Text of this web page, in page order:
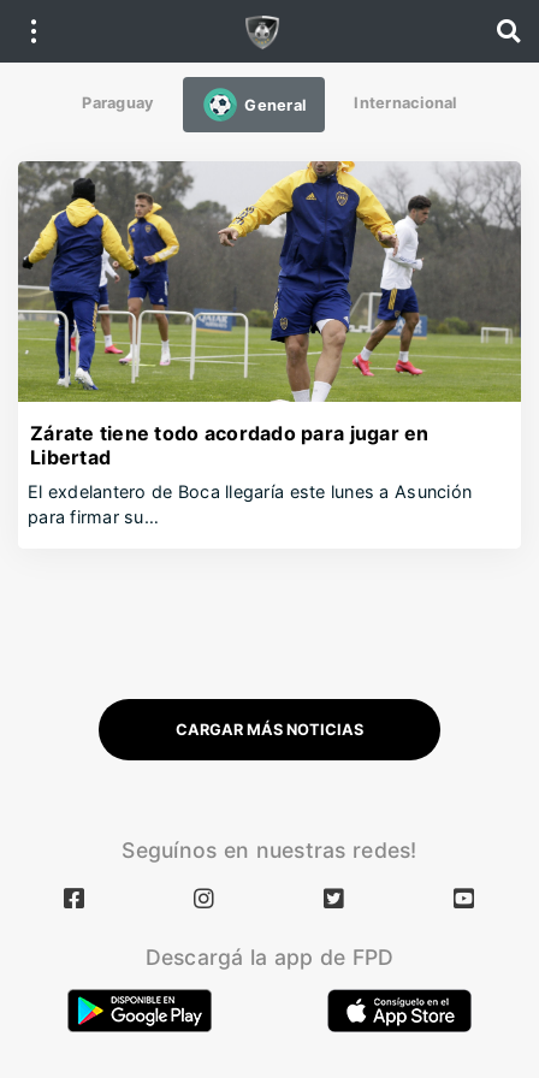
Paraguay General Internacional
Zárate tiene todo acordado para jugar en
Libertad
El exdelantero de Boca llegaría este lunes a Asunción
para firmar su…
CARGAR MÁS NOTICIAS
Seguínos en nuestras redes!
Descargá la app de FPD